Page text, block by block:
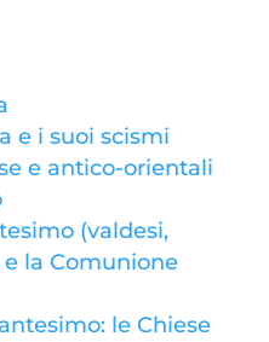
e i suoi scismi
e antico-orientali
(valdesi,
la Comunione
le Chiese